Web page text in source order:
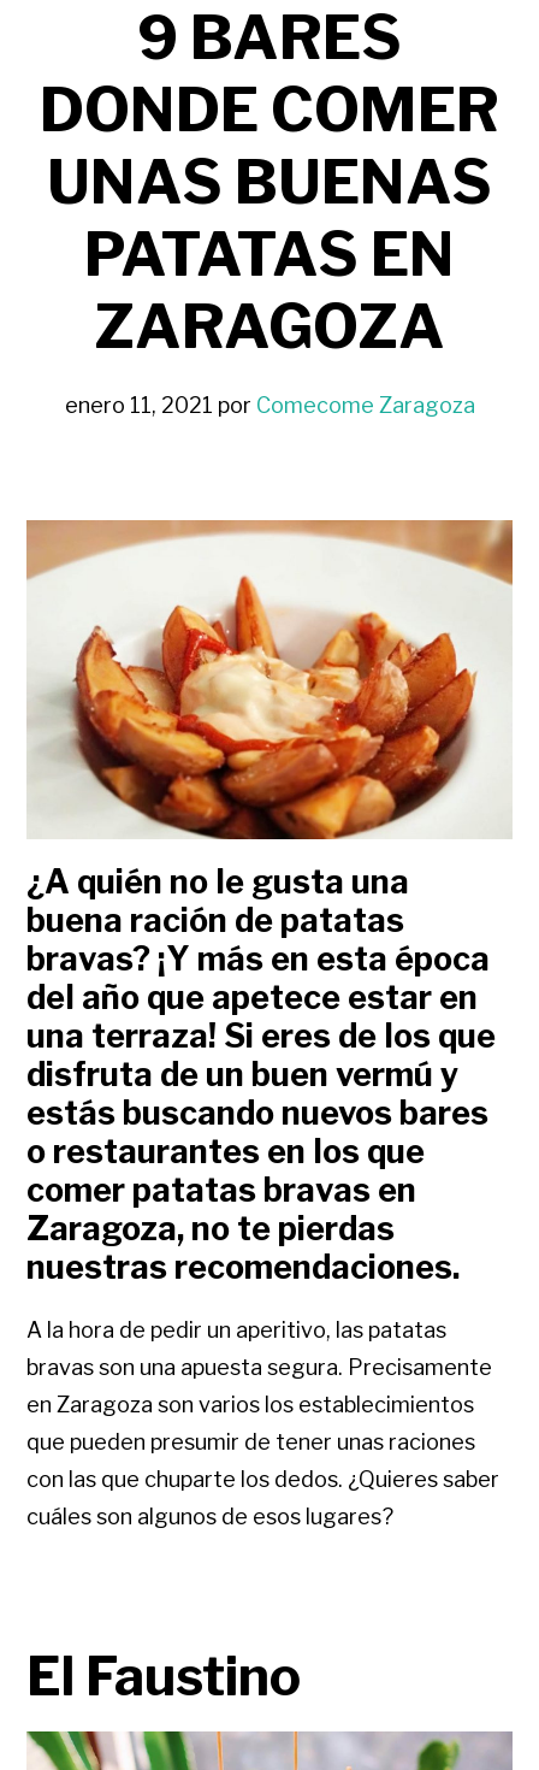
9 BARES
DONDE COMER
UNAS BUENAS
PATATAS EN
ZARAGOZA
enero 11, 2021 por Comecome Zaragoza
¿A quién no le gusta una
buena ración de patatas
bravas? ¡Y más en esta época
del año que apetece estar en
una terraza! Si eres de los que
disfruta de un buen vermú y
estás buscando nuevos bares
o restaurantes en los que
comer patatas bravas en
Zaragoza, no te pierdas
nuestras recomendaciones.
A la hora de pedir un aperitivo, las patatas
bravas son una apuesta segura. Precisamente
en Zaragoza son varios los establecimientos
que pueden presumir de tener unas raciones
con las que chuparte los dedos. ¿Quieres saber
cuáles son algunos de esos lugares?
El Faustino